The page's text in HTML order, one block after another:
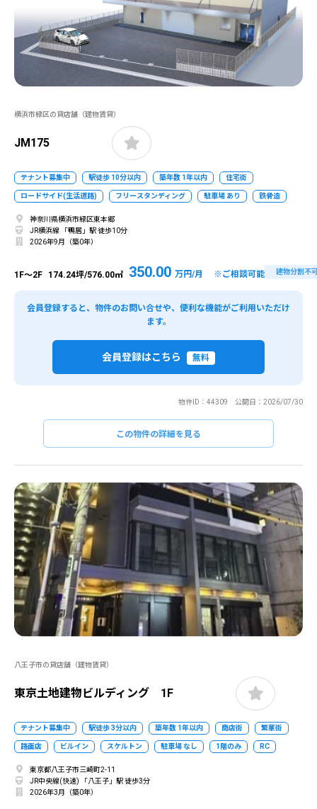
横浜市緑区の貸店舗（建物賃貸）
JM175
テナント募集中 駅徒歩 10分以内 築年数 1年以内 住宅街
ロードサイド(生活道路) フリースタンディング 駐車場 あり 鉄骨造
神奈川県横浜市緑区東本郷
JR横浜線 「鴨居」駅 徒歩10分
2026年9月（築0年）
1F～2F 174.24坪/576.00㎡ 350.00 万円/月 ※ご相談可能 建物分割不
会員登録すると、物件のお問い合せや、便利な機能がご利用いただけ
ます。
会員登録はこちら 無料
物件ID：44309 公開日：2026/07/30
この物件の詳細を見る
八王子市の貸店舗（建物賃貸）
東京土地建物ビルディング 1F
テナント募集中 駅徒歩 3分以内 築年数 1年以内 商店街 繁華街
路面店 ビルイン スケルトン 駐車場 なし 1階のみ RC
東京都八王子市三崎町2-11
JR中央線(快速) 「八王子」駅 徒歩3分
2026年3月（築0年）